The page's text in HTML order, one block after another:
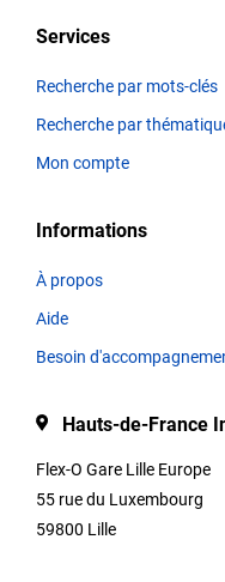
avant
sur
la
plateforme.
Thématiques
Titre
Type
Services
Recherche par mots-clés
Recherche par
Mon compte
Informations
À propos
Aide
Besoin
Hauts-de-France
Flex-O Gare Lille Europe
55 rue du Luxembourg
59800 Lille